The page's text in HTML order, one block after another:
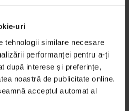
uri
tehnologii similare necesare
performanței pentru a-ți
după interese și preferințe,
noastră de publicitate online.
acceptul automat al